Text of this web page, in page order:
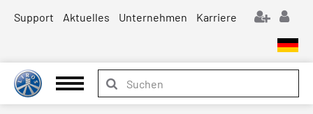
Support Aktuelles Unternehmen Karriere